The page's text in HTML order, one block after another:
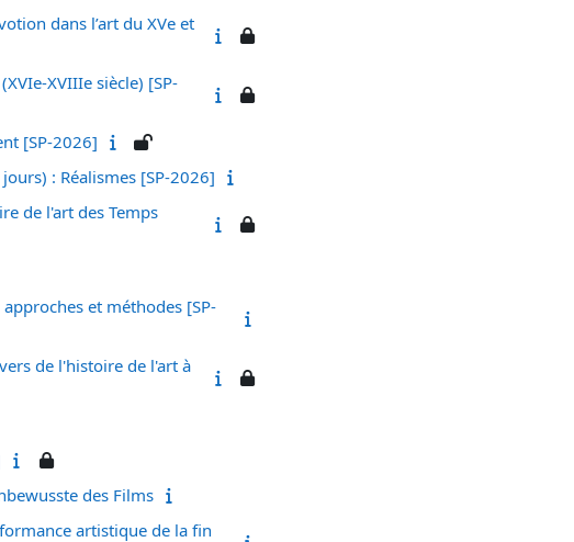
dans l’art du XVe et
XVIIIe siècle) [SP-
[SP-2026]
: Réalismes [SP-2026]
de l'art des Temps
et méthodes [SP-
de l'histoire de l'art à
des Films
artistique de la fin